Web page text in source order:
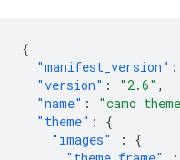
{
"manifest_version" :
"version" : "2.6" ,
"name" : "camo
"theme" :
{
"images"
:
{